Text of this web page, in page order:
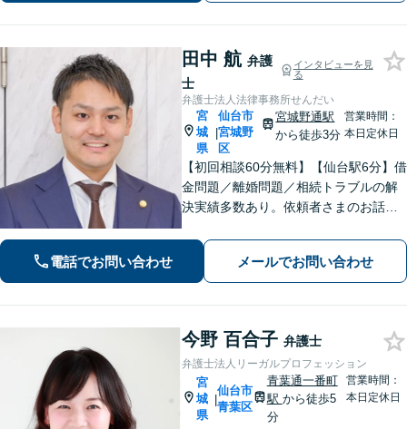
田中 航 弁護
士
インタビューを見
る
弁護士法人法律事務所せんだい
宮
城
県
|
仙台市
宮城野
区
宮城野通駅
から徒歩3分
営業時間：
本日定休日
【初回相談60分無料】【仙台駅6分】借
金問題／離婚問題／相続トラブルの解
決実績多数あり。依頼者さまのお話や
決まで対応・サポートします【土曜日
も営業】交通事故や刑事事件のご相談
もお任せください【Web面談可】
電話でお問い合わせ メールでお問い合わせ
今野 百合子 弁護士
弁護士法人リーガルプロフェッション
宮
城
県
|
仙台市
青葉区
青葉通一番町
駅 から徒歩5
分
営業時間：
本日定休日